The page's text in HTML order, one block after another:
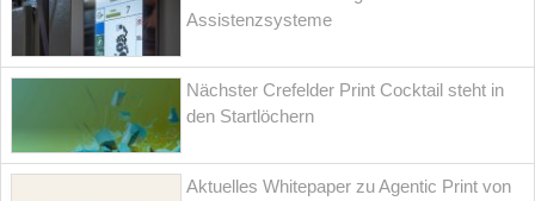
Assistenzsysteme
Nächster Crefelder Print Cocktail steht in
den Startlöchern
Aktuelles Whitepaper zu Agentic Print von